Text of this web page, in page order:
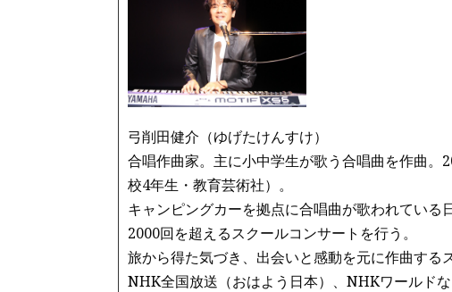
弓削田健介（ゆげたけんすけ）
合唱作曲家。主に小中学生が歌う合唱曲を作曲
校4年生・教育芸術社）。
キャンピングカーを拠点に合唱曲が歌われてい
2000回を超えるスクールコンサートを行う。
旅から得た気づき、出会いと感動を元に作曲する
NHK全国放送（おはよう日本）、NHKワールド